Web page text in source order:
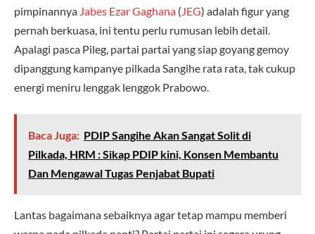
pimpinannya Jabes Ezar Gaghana (JEG) adalah figur yang
pernah berkuasa, ini tentu perlu rumusan lebih detail.
Apalagi pasca Pileg, partai partai yang siap goyang gemoy
dipanggung kampanye pilkada Sangihe rata rata, tak cukup
energi meniru lenggak lenggok Prabowo.
Baca Juga: PDIP Sangihe Akan Sangat Solit di
Pilkada, HRM : Sikap PDIP kini, Konsen Membantu
Dan Mengawal Tugas Penjabat Bupati
Lantas bagaimana sebaiknya agar tetap mampu memberi